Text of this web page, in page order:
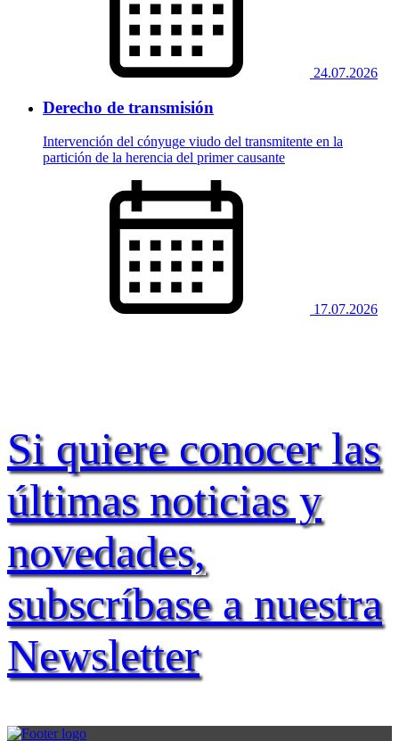
24.07.2026
Derecho de transmisión
Intervención del cónyuge viudo del transmitente en la
partición de la herencia del primer causante
17.07.2026
Si quiere conocer las
últimas noticias y
novedades,
subscríbase a nuestra
Newsletter